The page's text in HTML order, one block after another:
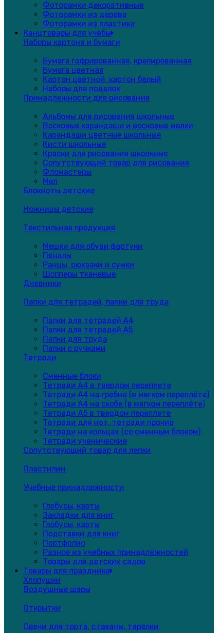
Фоторамки декоративные
Фоторамки из дерева
Фоторамки из пластика
Канцтовары для учёбы
Наборы картона и бумаги
Бумага гофрированная, крепированная
Бумага цветная
Картон цветной, картон белый
Наборы для поделок
Принадлежности для рисования
Альбомы для рисования школьные
Восковые карандаши и восковые мелки
Карандаши цветные школьные
Кисти школьные
Краски для рисования школьные
Сопутствующий товар для рисования
Фломастеры
Мел
Блокноты детские
Ножницы детские
Текстильная продукция
Мешки для обуви,фартуки
Пеналы
Ранцы, рюкзаки и сумки
Шопперы тканевые
Дневники
Папки для тетрадей, папки для труда
Папки для тетрадей А4
Папки для тетрадей А5
Папки для труда
Папки с ручками
Тетради
Сменные блоки
Тетради А4 в твердом переплете
Тетради А4 на гребне (в мягком переплёте)
Тетради А4 на скобе (в мягком переплёте)
Тетради А5 в твердом переплете
Тетради для нот, тетради прочие
Тетради на кольцах (со сменным блоком)
Тетради ученические
Сопутствующий товар для лепки
Пластилин
Учебные принадлежности
Глобусы, карты
Закладки для книг
Глобусы, карты
Подставки для книг
Портфолио
Разное из учебных принадлежностей
Товары для детских садов
Товары для праздника
Хлопушки
Воздушные шары
Открытки
Свечи для торта, стаканы, тарелки